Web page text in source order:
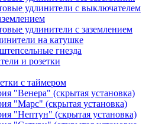
удлинители с выключателем
удлинители с заземлением
на катушке
гнезда
и розетки
с таймером
"Венера" (скрытая установка)
"Марс" (скрытая установка)
"Нептун" (скрытая установка)